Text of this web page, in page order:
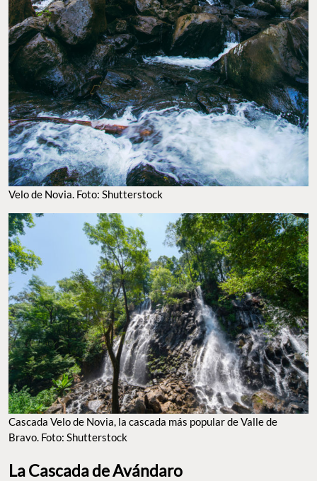
Velo de Novia. Foto: Shutterstock
Cascada Velo de Novia, la cascada más popular de Valle de
Bravo. Foto: Shutterstock
La Cascada de Avándaro